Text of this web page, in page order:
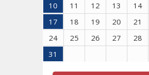
10
11 12 13 14
17
18 19 20 21
24
25 26 27 28
31